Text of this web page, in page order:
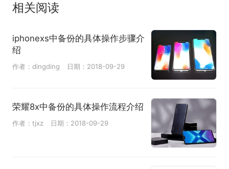
相关阅读
iphonexs中备份的具体操作步骤介
绍
作者：dingding 日期：2018-09-29
荣耀8x中备份的具体操作流程介绍
作者：tjxz 日期：2018-09-29